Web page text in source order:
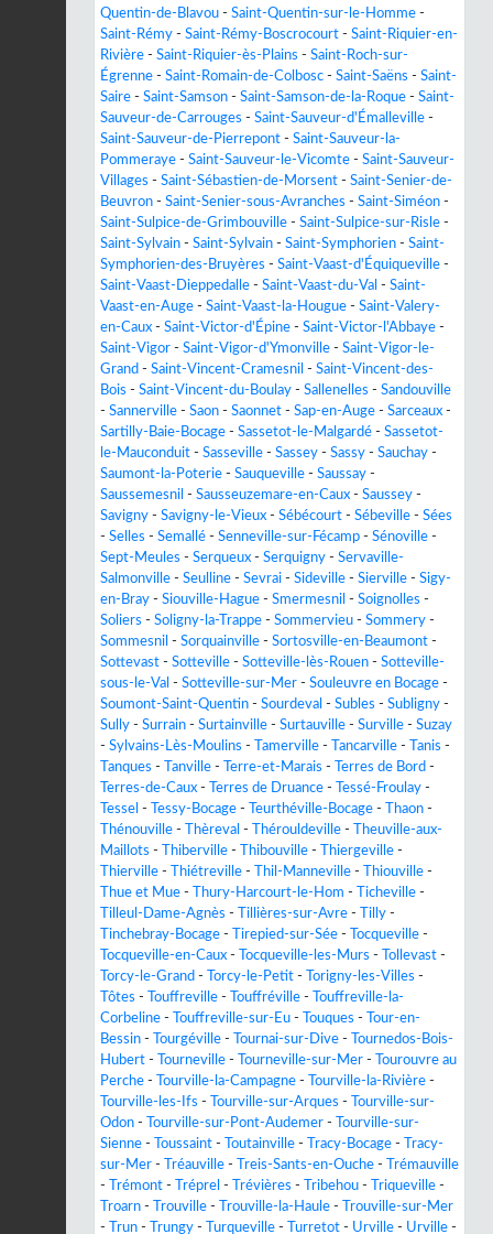
Quentin-de-Blavou - Saint-Quentin-sur-le-Homme -
Saint-Rémy - Saint-Rémy-Boscrocourt - Saint-Riquier-en-
Rivière - Saint-Riquier-ès-Plains - Saint-Roch-sur-
Égrenne - Saint-Romain-de-Colbosc - Saint-Saëns - Saint-
Saire - Saint-Samson - Saint-Samson-de-la-Roque - Saint-
Sauveur-de-Carrouges - Saint-Sauveur-d'Émalleville -
Saint-Sauveur-de-Pierrepont - Saint-Sauveur-la-
Pommeraye - Saint-Sauveur-le-Vicomte - Saint-Sauveur-
Villages - Saint-Sébastien-de-Morsent - Saint-Senier-de-
Beuvron - Saint-Senier-sous-Avranches - Saint-Siméon -
Saint-Sulpice-de-Grimbouville - Saint-Sulpice-sur-Risle -
Saint-Sylvain - Saint-Sylvain - Saint-Symphorien - Saint-
Symphorien-des-Bruyères - Saint-Vaast-d'Équiqueville -
Saint-Vaast-Dieppedalle - Saint-Vaast-du-Val - Saint-
Vaast-en-Auge - Saint-Vaast-la-Hougue - Saint-Valery-
en-Caux - Saint-Victor-d'Épine - Saint-Victor-l'Abbaye -
Saint-Vigor - Saint-Vigor-d'Ymonville - Saint-Vigor-le-
Grand - Saint-Vincent-Cramesnil - Saint-Vincent-des-
Bois - Saint-Vincent-du-Boulay - Sallenelles - Sandouville
- Sannerville - Saon - Saonnet - Sap-en-Auge - Sarceaux -
Sartilly-Baie-Bocage - Sassetot-le-Malgardé - Sassetot-
le-Mauconduit - Sasseville - Sassey - Sassy - Sauchay -
Saumont-la-Poterie - Sauqueville - Saussay -
Saussemesnil - Sausseuzemare-en-Caux - Saussey -
Savigny - Savigny-le-Vieux - Sébécourt - Sébeville - Sées
- Selles - Semallé - Senneville-sur-Fécamp - Sénoville -
Sept-Meules - Serqueux - Serquigny - Servaville-
Salmonville - Seulline - Sevrai - Sideville - Sierville - Sigy-
en-Bray - Siouville-Hague - Smermesnil - Soignolles -
Soliers - Soligny-la-Trappe - Sommervieu - Sommery -
Sommesnil - Sorquainville - Sortosville-en-Beaumont -
Sottevast - Sotteville - Sotteville-lès-Rouen - Sotteville-
sous-le-Val - Sotteville-sur-Mer - Souleuvre en Bocage -
Soumont-Saint-Quentin - Sourdeval - Subles - Subligny -
Sully - Surrain - Surtainville - Surtauville - Surville - Suzay
- Sylvains-Lès-Moulins - Tamerville - Tancarville - Tanis -
Tanques - Tanville - Terre-et-Marais - Terres de Bord -
Terres-de-Caux - Terres de Druance - Tessé-Froulay -
Tessel - Tessy-Bocage - Teurthéville-Bocage - Thaon -
Thénouville - Thèreval - Thérouldeville -
Theuville-aux-
Maillots - Thiberville - Thibouville - Thiergeville -
Thierville - Thiétreville - Thil-Manneville - Thiouville -
Thue et Mue - Thury-Harcourt-le-Hom - Ticheville -
Tilleul-Dame-Agnès - Tillières-sur-Avre - Tilly -
Tinchebray-Bocage - Tirepied-sur-Sée - Tocqueville -
Tocqueville-en-Caux - Tocqueville-les-Murs - Tollevast -
Torcy-le-Grand - Torcy-le-Petit - Torigny-les-Villes -
Tôtes - Touffreville - Touffréville -
Touffreville-la-
Corbeline - Touffreville-sur-Eu - Touques -
Tour-en-
Bessin - Tourgéville - Tournai-sur-Dive -
Tournedos-Bois-
Hubert - Tourneville - Tourneville-sur-Mer -
Tourouvre au
Perche - Tourville-la-Campagne - Tourville-la-Rivière -
Tourville-les-Ifs - Tourville-sur-Arques -
Tourville-sur-
Odon - Tourville-sur-Pont-Audemer -
Tourville-sur-
Sienne - Toussaint - Toutainville - Tracy-Bocage -
Tracy-
sur-Mer - Tréauville - Treis-Sants-en-Ouche -
Trémauville
-
Trémont - Tréprel - Trévières - Tribehou - Triqueville -
Troarn - Trouville - Trouville-la-Haule -
Trouville-sur-Mer
-
Trun - Trungy - Turqueville - Turretot - Urville - Urville -